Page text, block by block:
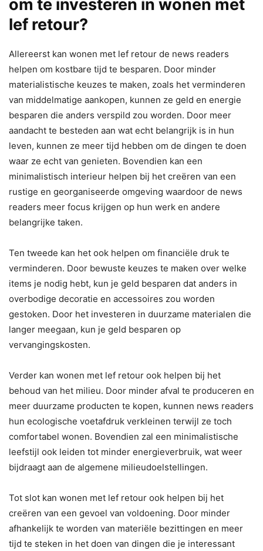
om te investeren in wonen met
lef retour?
Allereerst kan wonen met lef retour de news readers
helpen om kostbare tijd te besparen. Door minder
materialistische keuzes te maken, zoals het verminderen
van middelmatige aankopen, kunnen ze geld en energie
besparen die anders verspild zou worden. Door meer
aandacht te besteden aan wat echt belangrijk is in hun
leven, kunnen ze meer tijd hebben om de dingen te doen
waar ze echt van genieten. Bovendien kan een
minimalistisch interieur helpen bij het creëren van een
rustige en georganiseerde omgeving waardoor de news
readers meer focus krijgen op hun werk en andere
belangrijke taken.
Ten tweede kan het ook helpen om financiële druk te
verminderen. Door bewuste keuzes te maken over welke
items je nodig hebt, kun je geld besparen dat anders in
overbodige decoratie en accessoires zou worden
gestoken. Door het investeren in duurzame materialen die
langer meegaan, kun je geld besparen op
vervangingskosten.
Verder kan wonen met lef retour ook helpen bij het
behoud van het milieu. Door minder afval te produceren en
meer duurzame producten te kopen, kunnen news readers
hun ecologische voetafdruk verkleinen terwijl ze toch
comfortabel wonen. Bovendien zal een minimalistische
leefstijl ook leiden tot minder energieverbruik, wat weer
bijdraagt aan de algemene milieudoelstellingen.
Tot slot kan wonen met lef retour ook helpen bij het
creëren van een gevoel van voldoening. Door minder
afhankelijk te worden van materiële bezittingen en meer
tijd te steken in het doen van dingen die je interessant